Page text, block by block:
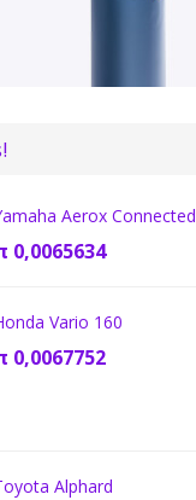
Aerox Connected
0,0065634
Vario 160
0,0067752
Alphard